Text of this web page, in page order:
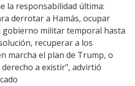
la responsabilidad última:
derrotar a Hamás, ocupar
gobierno militar temporal hasta
recuperar a los
marcha el plan de Trump, o
a existir", advirtió